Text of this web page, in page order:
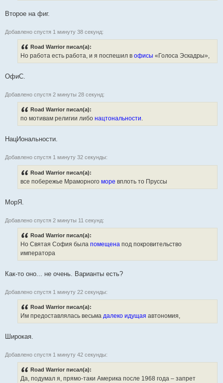
Второе на фиг.
Добавлено спустя 1 минуту 38 секунд:
Road Warrior писал(а):
Но работа есть работа, и я поспешил в офисы «Голоса Эскадры»,
ОфиС.
Добавлено спустя 2 минуты 28 секунд:
Road Warrior писал(а):
по мотивам религии либо нацтональности.
НацИональности.
Добавлено спустя 1 минуту 32 секунды:
Road Warrior писал(а):
все побережье Мраморного море вплоть то Пруссы
МорЯ.
Добавлено спустя 2 минуты 11 секунд:
Road Warrior писал(а):
Но Святая София была помещена под покровительство
императора
Как-то оно... не очень. Варианты есть?
Добавлено спустя 1 минуту 22 секунды:
Road Warrior писал(а):
Им предоставлялась весьма далеко идущая автономия,
Широкая.
Добавлено спустя 1 минуту 42 секунды:
Road Warrior писал(а):
Да, подумал я, прямо-таки Америка после 1968 года – запрет